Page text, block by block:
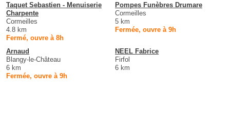
Taquet Sebastien - Menuiserie
Charpente
Cormeilles
4.8 km
Fermé, ouvre à 8h
Pompes Funèbres Drumare
Cormeilles
5 km
Fermée, ouvre à 9h
Arnaud
Blangy-le-Château
6 km
Fermée, ouvre à 9h
NEEL Fabrice
Firfol
6 km